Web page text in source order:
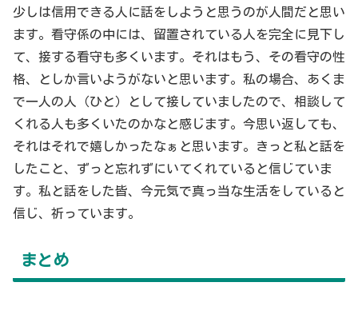
少しは信用できる人に話をしようと思うのが人間だと思い
ます。看守係の中には、留置されている人を完全に見下し
て、接する看守も多くいます。それはもう、その看守の性
格、としか言いようがないと思います。私の場合、あくま
で一人の人（ひと）として接していましたので、相談して
くれる人も多くいたのかなと感じます。今思い返しても、
それはそれで嬉しかったなぁと思います。きっと私と話を
したこと、ずっと忘れずにいてくれていると信じていま
す。私と話をした皆、今元気で真っ当な生活をしていると
信じ、祈っています。
まとめ